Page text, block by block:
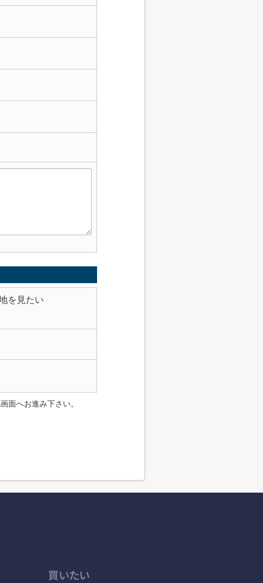
を見たい
面へお進み下さい。
買いたい